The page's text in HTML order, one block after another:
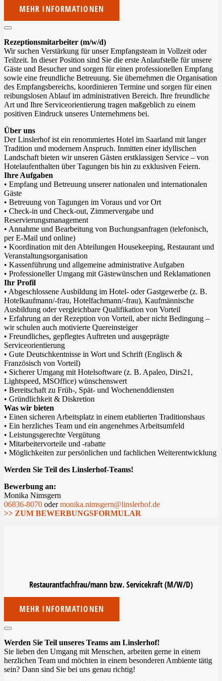
MEHR INFORMATIONEN
Rezeptionsmitarbeiter (m/w/d)
Wir suchen Verstärkung für unser Empfangsteam in Vollzeit oder
Teilzeit. In dieser Position sind Sie die erste Anlaufstelle für unsere
Gäste und Besucher und sorgen für einen professionellen Empfang
sowie eine freundliche Betreuung. Sie übernehmen die Organisation
des Empfangsbereichs, koordinieren Termine und sorgen für einen
reibungslosen Ablauf im administrativen Bereich. Ihre freundliche
Art und Ihre Serviceorientierung tragen maßgeblich zu einem
positiven Eindruck unseres Unternehmens bei.
Über uns
Der Linslerhof ist ein renommiertes Hotel im Saarland mit langer
Tradition und modernem Anspruch. Inmitten einer idyllischen
Landschaft bieten wir unseren Gästen erstklassigen Service – von
Hotelaufenthalten über Tagungen bis hin zu exklusiven Feiern.
Ihre Aufgaben
• Empfang und Betreuung unserer nationalen und internationalen
Gäste
• Betreuung von Tagungen im Voraus und vor Ort
• Check-in und Check-out, Zimmervergabe und
Reservierungsmanagement
• Annahme und Bearbeitung von Buchungsanfragen (telefonisch,
per E-Mail und online)
• Koordination mit den Abteilungen Housekeeping, Restaurant und
Veranstaltungsorganisation
• Kassenführung und allgemeine administrative Aufgaben
• Professioneller Umgang mit Gästewünschen und Reklamationen
Ihr Profil
• Abgeschlossene Ausbildung im Hotel- oder Gastgewerbe (z. B.
Hotelkaufmann/-frau, Hotelfachmann/-frau), Kaufmännische
Ausbildung oder vergleichbare Qualifikation von Vorteil
• Erfahrung an der Rezeption von Vorteil, aber nicht Bedingung –
wir schulen auch motivierte Quereinsteiger
• Freundliches, gepflegtes Auftreten und ausgeprägte
Serviceorientierung
• Gute Deutschkentnisse in Wort und Schrift (Englisch &
Französisch von Vorteil)
• Sicherer Umgang mit Hotelsoftware (z. B. Apaleo, Dirs21,
Lightspeed, MSOffice) wünschenswert
• Bereitschaft zu Früh-, Spät- und Wochenenddiensten
• Gründlichkeit & Diskretion
Was wir bieten
• Einen sicheren Arbeitsplatz in einem etablierten Traditionshaus
• Ein herzliches Team und ein angenehmes Arbeitsumfeld
• Leistungsgerechte Vergütung
• Mitarbeitervorteile und -rabatte
• Möglichkeiten zur persönlichen und fachlichen Weiterentwicklung
Werden Sie Teil des Linslerhof-Teams!
Bewerbung an:
Monika Nimsgern
06836-8070 odermonika.nimsgern@linslerhof.de
>> ZUM BEWERBUNGSFORMULAR
Restaurantfachfrau/mann bzw.Servicekraft (M/W/D)
MEHR INFORMATIONEN
Werden Sie Teil unseres Teams am Linslerhof!
Sie lieben den Umgang mit Menschen, arbeiten gerne in einem
herzlichen Team und möchten in einem besonderen Ambiente tätig
sein? Dann sind Sie bei uns genau richtig!